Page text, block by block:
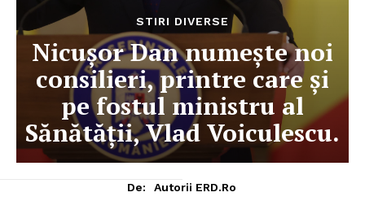
STIRI DIVERSE
Nicușor Dan numește noi
consilieri, printre care și
pe fostul ministru al
Sănătății, Vlad Voiculescu.
De:
Autorii ERD.ro